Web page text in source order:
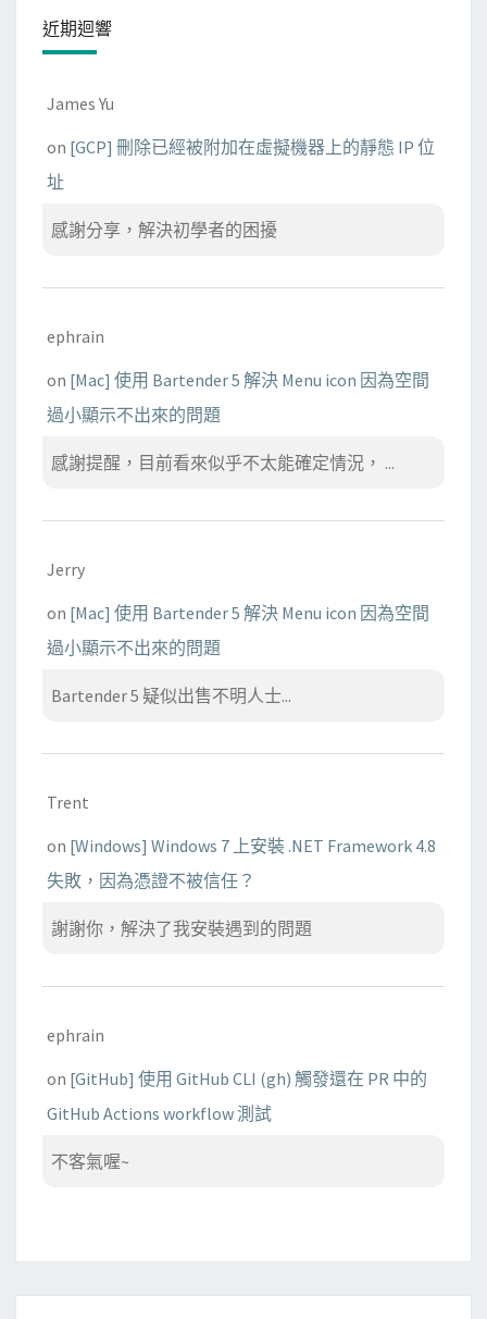
近期迴響
James Yu
on [GCP] 刪除已經被附加在虛擬機器上的靜態 IP 位
址
感謝分享，解決初學者的困擾
ephrain
on [Mac] 使用 Bartender 5 解決 Menu icon 因為空間
過小顯示不出來的問題
感謝提醒，目前看來似乎不太能確定情況， ...
Jerry
on [Mac] 使用 Bartender 5 解決 Menu icon 因為空間
過小顯示不出來的問題
Bartender 5 疑似出售不明人士...
Trent
on [Windows] Windows 7 上安裝 .NET Framework 4.8
失敗，因為憑證不被信任？
謝謝你，解決了我安裝遇到的問題
ephrain
on [GitHub] 使用 GitHub CLI (gh) 觸發還在 PR 中的
GitHub Actions workflow 測試
不客氣喔~